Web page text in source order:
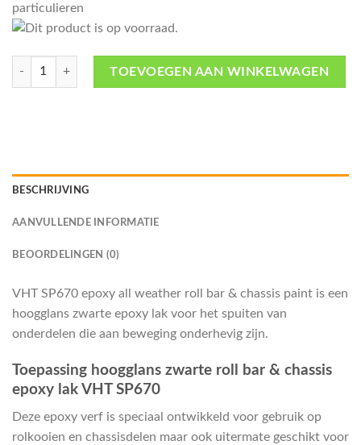
particulieren
SP670 Black gloss chassis epoxy paint (hoogglans zwart) -VHT aantal
TOEVOEGEN AAN WINKELWAGEN
BESCHRIJVING
AANVULLENDE INFORMATIE
BEOORDELINGEN (0)
VHT SP670 epoxy all weather roll bar & chassis paint is een
hoogglans zwarte epoxy lak voor het spuiten van
onderdelen die aan beweging onderhevig zijn.
Toepassing hoogglans zwarte roll bar & chassis
epoxy lak VHT SP670
Deze epoxy verf is speciaal ontwikkeld voor gebruik op
rolkooien en chassisdelen maar ook uitermate geschikt voor